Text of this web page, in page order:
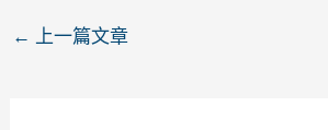
← 上一篇文章